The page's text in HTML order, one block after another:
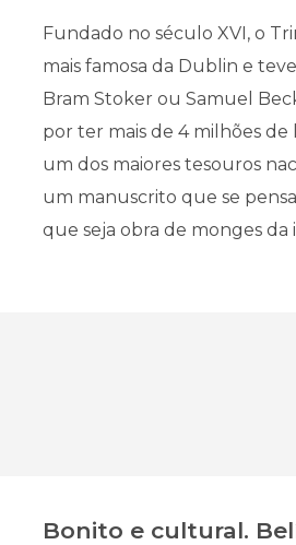
Fundado no século XVI, o
mais famosa da Dublin e
Bram Stoker ou Samuel
por ter mais de 4 milhões
um dos maiores tesouros
um manuscrito que se
que seja obra de monges da
Bonito e cultural.